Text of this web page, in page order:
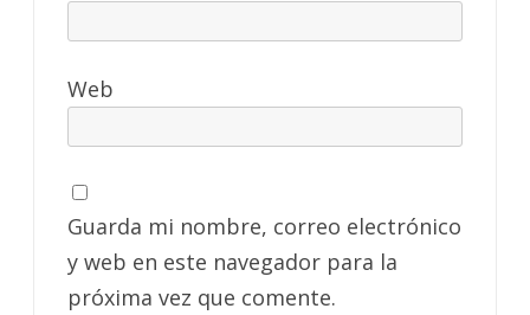
Web
Guarda mi nombre, correo electrónico
y web en este navegador para la
próxima vez que comente.